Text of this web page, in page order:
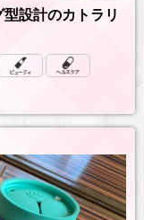
型設計のカトラリ